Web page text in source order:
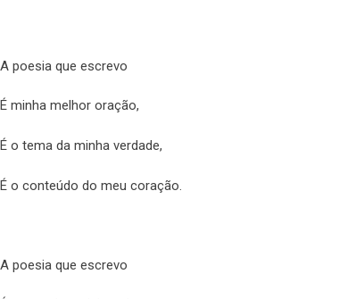
A poesia que escrevo
É minha melhor oração,
É o tema da minha verdade,
É o conteúdo do meu coração.
A poesia que escrevo